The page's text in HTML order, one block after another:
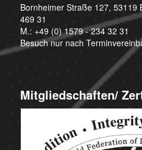
Bornheimer Straße 127, 53119
469 31
M.: +49 (0) 1579 - 234 32 31
Besuch nur nach
Mitgliedschaften/